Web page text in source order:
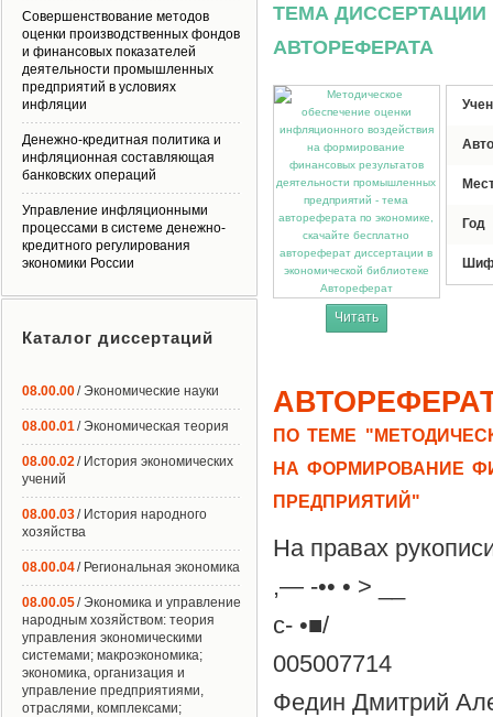
ТЕМА
АВТОРЕФЕРАТА
Автореферат
Читать
Год
ПО ТЕМЕ
НА ФОРМИРОВАНИЕ
ПРЕДПРИЯТИЙ"
На правах
,— -•• • > __
с- •■/
005007714
Федин Дмитрий
Совершенствование методов
оценки производственных фондов
и финансовых показателей
деятельности промышленных
предприятий в условиях
инфляции
Денежно-кредитная политика и
инфляционная составляющая
банковских операций
Управление инфляционными
процессами в системе денежно-
кредитного регулирования
экономики России
Каталог диссертаций
08.00.00/ Экономические науки
08.00.01/ Экономическая теория
08.00.02/ История экономических
учений
08.00.03/ История народного
хозяйства
08.00.04/ Региональная экономика
08.00.05/ Экономика и управление
народным хозяйством: теория
управления экономическими
системами; макроэкономика;
экономика, организация и
управление предприятиями,
отраслями, комплексами;